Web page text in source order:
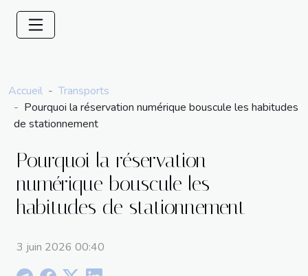
Accueil
Transports
Pourquoi la réservation numérique bouscule les habitudes
de stationnement
Pourquoi la réservation
numérique bouscule les
habitudes de stationnement
3 juin 2026 00:40